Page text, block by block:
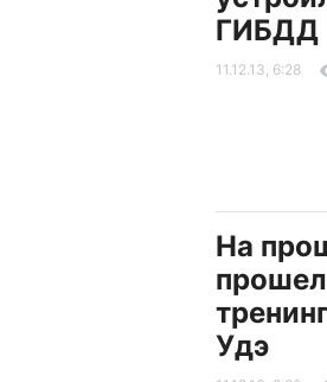
ГИБДД
11.12.13, 6:28
На
прошел
Удэ